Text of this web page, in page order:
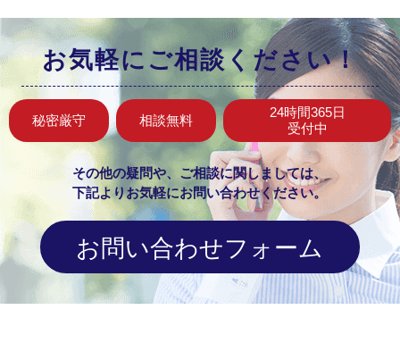
お気軽にご相談ください！
秘密厳守 相談無料
24時間365日
受付中
その他の疑問や、ご相談に関しましては、
下記よりお気軽にお問い合わせください。
お問い合わせフォーム